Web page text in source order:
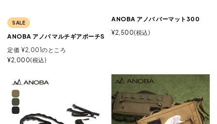
SALE
ANOBA アノバ マルチギアポーチS
定価 ¥2,001のところ
¥2,000 税込
ANOBA アノバ バーマット300
¥2,500 税込